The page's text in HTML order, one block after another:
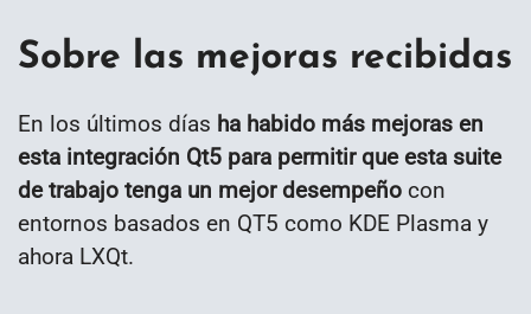
Sobre las mejoras recibidas
En los últimos días ha habido más mejoras en
esta integración Qt5 para permitir que esta suite
de trabajo tenga un mejor desempeño con
entornos basados en QT5 como KDE Plasma y
ahora LXQt.